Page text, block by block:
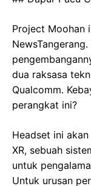
Project Moohan
dua raksasa
Qualcomm.
perangkat ini?
Headset ini
XR, sebuah
untuk
Untuk urusan